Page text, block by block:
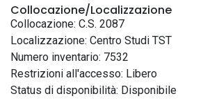
Collocazione/Localizzazione
Collocazione: C.S. 2087
Localizzazione: Centro Studi TST
Numero inventario: 7532
Restrizioni all'accesso: Libero
Status di disponibilità: Disponibile